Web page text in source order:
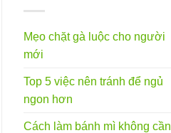
Mẹo chặt gà luộc cho người
mới
Top 5 việc nên tránh để ngủ
ngon hơn
Cách làm bánh mì không cần